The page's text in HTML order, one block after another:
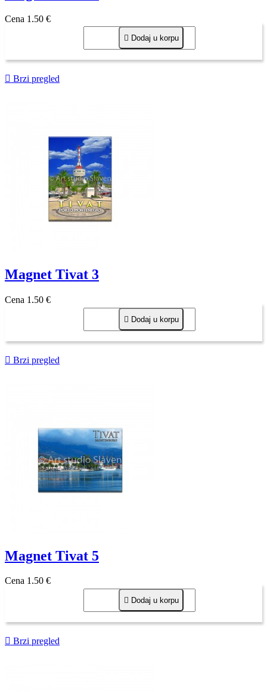
Cena 1,50 €
 Dodaj u korpu
 Brzi pregled
Magnet Tivat 3
Cena 1,50 €
 Dodaj u korpu
 Brzi pregled
Magnet Tivat 5
Cena 1,50 €
 Dodaj u korpu
 Brzi pregled